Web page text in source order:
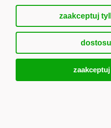
Sklep
zaakceptuj